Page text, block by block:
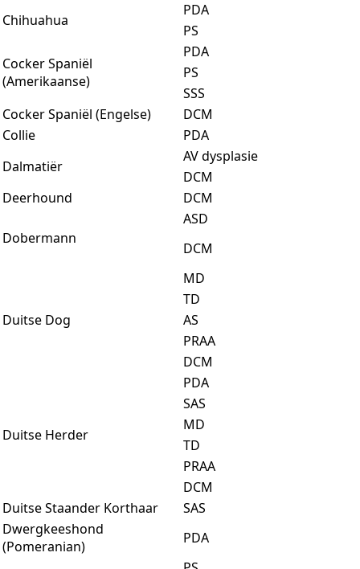
Chihuahua
PDA
PS
Cocker Spaniël
(Amerikaanse)
PDA
PS
SSS
Cocker Spaniël (Engelse)
DCM
Collie
PDA
Dalmatiër
AV dysplasie
DCM
Deerhound
DCM
Dobermann
ASD
DCM
Duitse Dog
MD
TD
AS
PRAA
DCM
Duitse Herder
PDA
SAS
MD
TD
PRAA
DCM
Duitse Staander Korthaar
SAS
Dwergkeeshond
(Pomeranian)
PDA